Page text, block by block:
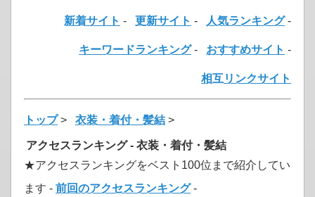
新着サイト - 更新サイト - 人気ランキング-
キーワードランキング- おすすめサイト -
相互リンクサイト
トップ> 衣装・着付・髪結 >
アクセスランキング - 衣装・着付・髪結
★アクセスランキングをベスト100位まで紹介してい
ます - 前回のアクセスランキング-